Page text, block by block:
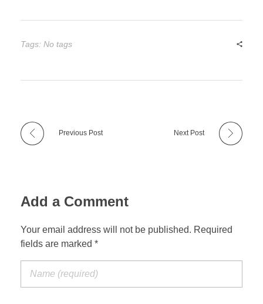
Tags: No tags
Previous Post Next Post
Add a Comment
Your email address will not be published. Required
fields are marked *